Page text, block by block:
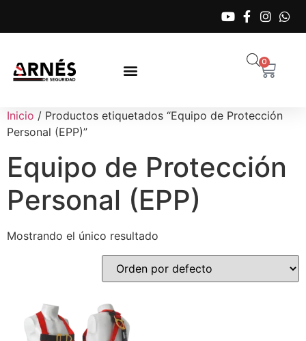
0
Inicio / Productos etiquetados “Equipo de Protección
Personal (EPP)”
Equipo de Protección
Personal (EPP)
Mostrando el único resultado